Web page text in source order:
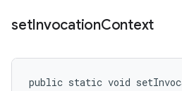
setInvocationContext
public static void